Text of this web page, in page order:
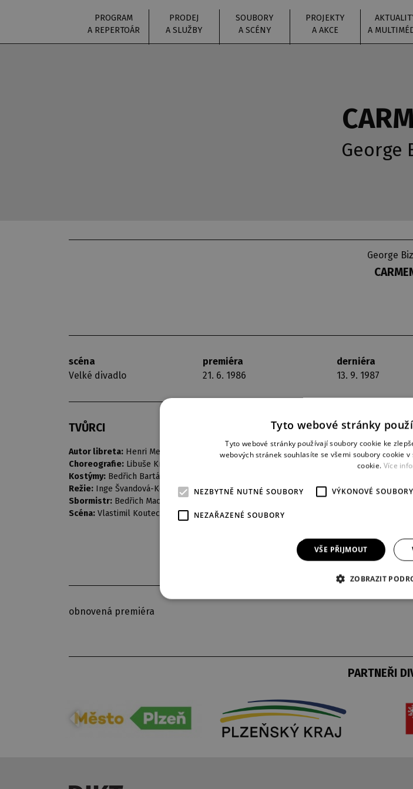
PROGRAM
A REPERTOÁR
PRODEJ
A SLUŽBY
SOUBORY
A SCÉNY
PROJEKTY
A AKCE
A
George
George
scéna
Velké divadlo
premiéra
21. 6. 1986
derniéra
13. 9. 1987
TVŮRCI
Autor libreta: Henri Meilhac / Ludovic Halévy
Choreografie: Libuše Králová
Kostýmy: Bedřich Barták
Režie: Inge Švandová-Koutecká
Sbormistr: Bedřich Macenauer
Scéna: Vlastimil Koutecký
obnovená premiéra
PARTNEŘI
Tyto webové stránky
Tyto webové stránky používají soubory cookie ke
webových stránek souhlasíte se všemi soubory cookie
cookie. Více
NEZBYTNĚ NUTNÉ SOUBORY VÝKONOVÉ SOUBORY
NEZAŘAZENÉ SOUBORY
VŠE PŘIJMOUT
ZOBRAZIT